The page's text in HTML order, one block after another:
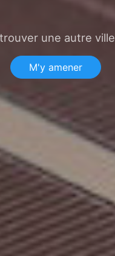
une autre ville
M'y amener